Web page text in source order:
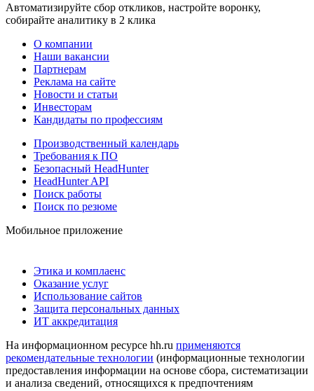
Автоматизируйте сбор откликов, настройте воронку,
собирайте аналитику в 2 клика
О компании
Наши вакансии
Партнерам
Реклама на сайте
Новости и статьи
Инвесторам
Кандидаты по профессиям
Производственный календарь
Требования к ПО
Безопасный HeadHunter
HeadHunter API
Поиск работы
Поиск по резюме
Мобильное приложение
Этика и комплаенс
Оказание услуг
Использование сайтов
Защита персональных данных
ИТ аккредитация
На информационном ресурсе hh.ru применяются
рекомендательные технологии (информационные технологии
предоставления информации на основе сбора, систематизации
и анализа сведений, относящихся к предпочтениям